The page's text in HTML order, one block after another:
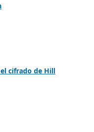
cifrado de Hill